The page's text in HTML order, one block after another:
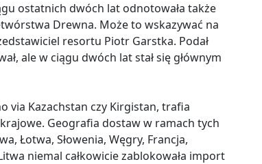
ostatnich dwóch lat odnotowała także
Drewna. Może to wskazywać na
resortu Piotr Garstka. Podał
ale w ciągu dwóch lat stał się głównym
via Kazachstan czy Kirgistan, trafia
Geografia dostaw w ramach tych
Łotwa, Słowenia, Węgry, Francja,
niemal całkowicie zablokowała import